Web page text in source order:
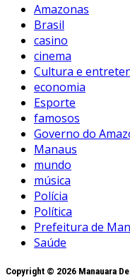
Amazonas
Brasil
casino
cinema
Cultura e
economia
Esporte
famosos
Governo do
Manaus
mundo
música
Polícia
Política
Prefeitura de
Saúde
Copyright © 2026 Manauara